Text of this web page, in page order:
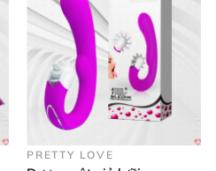
PRETTY LOVE